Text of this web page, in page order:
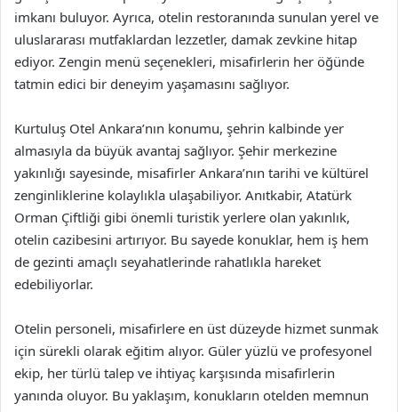
imkanı buluyor. Ayrıca, otelin restoranında sunulan yerel ve
uluslararası mutfaklardan lezzetler, damak zevkine hitap
ediyor. Zengin menü seçenekleri, misafirlerin her öğünde
tatmin edici bir deneyim yaşamasını sağlıyor.
Kurtuluş Otel Ankara’nın konumu, şehrin kalbinde yer
almasıyla da büyük avantaj sağlıyor. Şehir merkezine
yakınlığı sayesinde, misafirler Ankara’nın tarihi ve kültürel
zenginliklerine kolaylıkla ulaşabiliyor. Anıtkabir, Atatürk
Orman Çiftliği gibi önemli turistik yerlere olan yakınlık,
otelin cazibesini artırıyor. Bu sayede konuklar, hem iş hem
de gezinti amaçlı seyahatlerinde rahatlıkla hareket
edebiliyorlar.
Otelin personeli, misafirlere en üst düzeyde hizmet sunmak
için sürekli olarak eğitim alıyor. Güler yüzlü ve profesyonel
ekip, her türlü talep ve ihtiyaç karşısında misafirlerin
yanında oluyor. Bu yaklaşım, konukların otelden memnun